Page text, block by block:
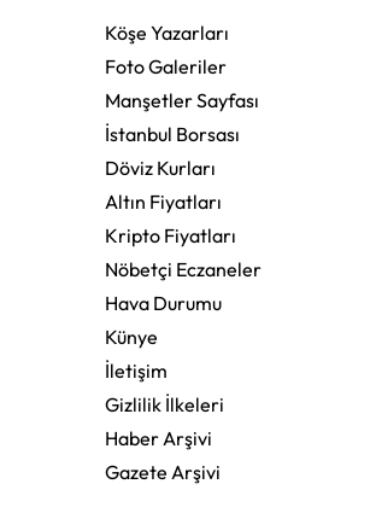
Köşe Yazarları
Foto Galeriler
Manşetler Sayfası
İstanbul Borsası
Döviz Kurları
Altın Fiyatları
Kripto Fiyatları
Nöbetçi Eczaneler
Hava Durumu
Künye
İletişim
Gizlilik İlkeleri
Haber Arşivi
Gazete Arşivi